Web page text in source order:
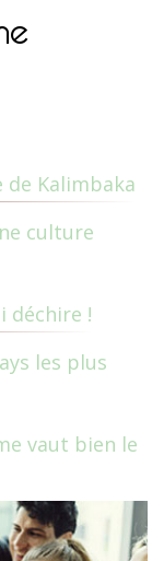
de Kalimbaka
culture
déchire !
les plus
vaut bien le